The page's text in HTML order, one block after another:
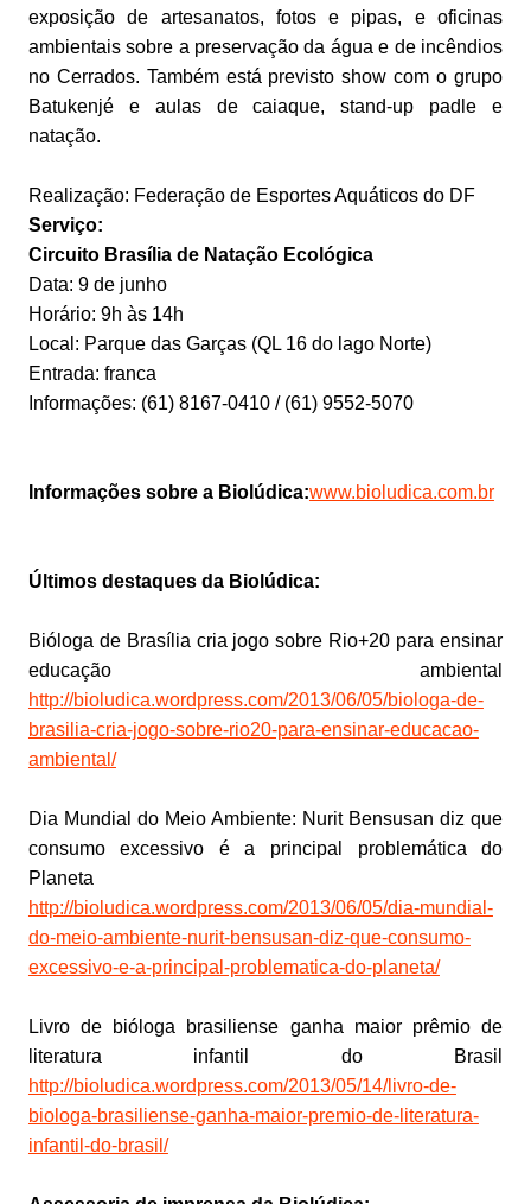
exposição de artesanatos, fotos e pipas, e oficinas
ambientais sobre a preservação da água e de incêndios
no Cerrados. Também está previsto show com o grupo
Batukenjé e aulas de caiaque, stand-up padle e
natação.
Realização: Federação de Esportes Aquáticos do DF
Serviço:
Circuito Brasília de Natação Ecológica
Data: 9 de junho
Horário: 9h às 14h
Local: Parque das Garças (QL 16 do lago Norte)
Entrada: franca
Informações: (61) 8167-0410 / (61) 9552-5070
Informações sobre a Biolúdica:www.bioludica.com.br
Últimos destaques da Biolúdica:
Bióloga de Brasília cria jogo sobre Rio+20 para ensinar
educação ambiental
http://bioludica.wordpress.com/2013/06/05/biologa-de-
brasilia-cria-jogo-sobre-rio20-para-ensinar-educacao-
ambiental/
Dia Mundial do Meio Ambiente: Nurit Bensusan diz que
consumo excessivo é a principal problemática do
Planeta
http://bioludica.wordpress.com/2013/06/05/dia-mundial-
do-meio-ambiente-nurit-bensusan-diz-que-consumo-
excessivo-e-a-principal-problematica-do-planeta/
Livro de bióloga brasiliense ganha maior prêmio de
literatura infantil do Brasil
http://bioludica.wordpress.com/2013/05/14/livro-de-
biologa-brasiliense-ganha-maior-premio-de-literatura-
infantil-do-brasil/